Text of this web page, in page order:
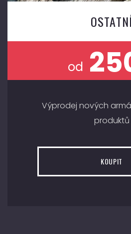
od
Výprodej nových
produktů
KOUPIT